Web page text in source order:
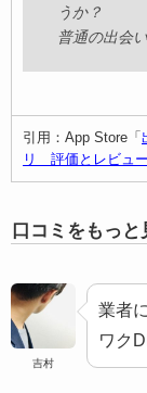
うか？
普通の出会
引用：App Store「
リ 評価とレビュー
口コミをもっと
評価
吉村
業者
ワク